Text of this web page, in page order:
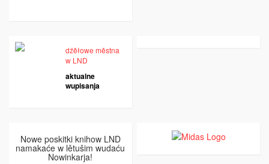
dźěłowe městna
w LND
aktualne
wupisanja
Nowe poskitki knihow LND
namakaće w lětušim wudaću
Nowinkarja!